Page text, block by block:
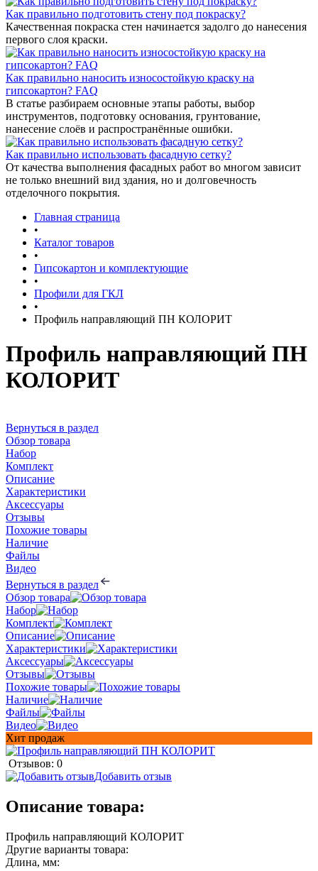
Как правильно подготовить стену под покраску?
Качественная покраска стен начинается задолго до нанесения
первого слоя краски.
Как правильно наносить износостойкую краску на
гипсокартон? FAQ
В статье разбираем основные этапы работы, выбор
инструментов, подготовку основания, грунтование,
нанесение слоёв и распространённые ошибки.
Как правильно использовать фасадную сетку?
От качества выполнения фасадных работ во многом зависит
не только внешний вид здания, но и долговечность
отделочного покрытия.
Главная страница
•
Каталог товаров
•
Гипсокартон и комплектующие
•
Профили для ГКЛ
•
Профиль направляющий ПН КОЛОРИТ
Профиль направляющий ПН
КОЛОРИТ
Вернуться в раздел
Обзор товара
Набор
Комплект
Описание
Характеристики
Аксессуары
Отзывы
Похожие товары
Наличие
Файлы
Видео
Вернуться в раздел
Обзор товара
Набор
Комплект
Описание
Характеристики
Аксессуары
Отзывы
Похожие товары
Наличие
Файлы
Видео
Хит продаж
Отзывов: 0
Добавить отзыв
Описание товара:
Профиль направляющий КОЛОРИТ
Другие варианты товара:
Длина, мм: